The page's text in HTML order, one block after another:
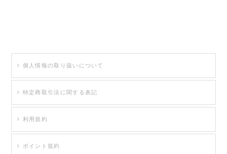
個人情報の取り扱いについて
特定商取引法に関する表記
利用規約
ポイント規約